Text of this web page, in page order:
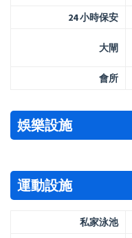
24 小時保安
大閘
會所
娛樂設施
運動設施
私家泳池